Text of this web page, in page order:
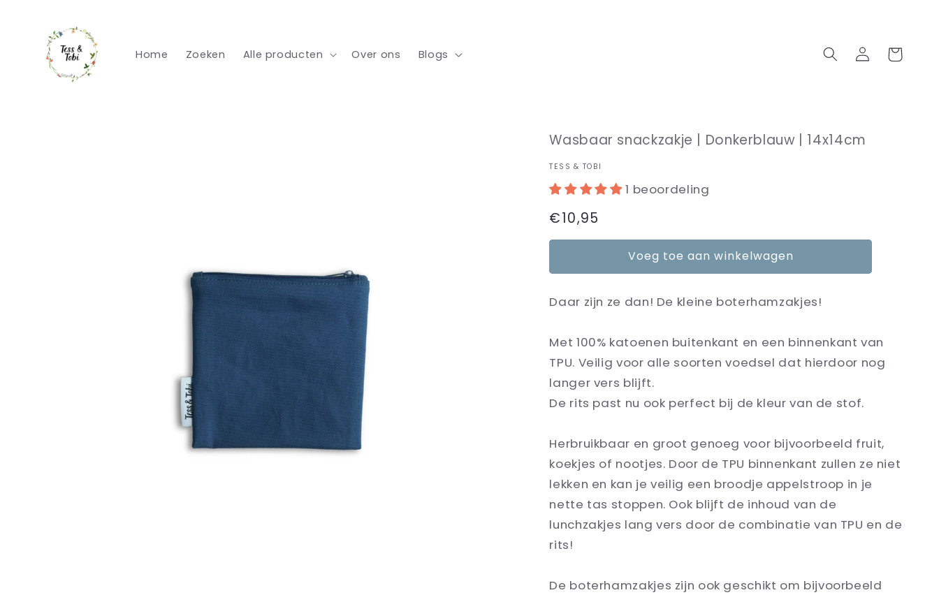
content
Home Zoeken Alle producten Over ons Blogs Inloggen
Winkelwagen
Wasbaar snackzakje | Donkerblauw | 14x14cm
TESS & TOBI
1 beoordeling
Normale
prijs
€10,95
Voeg toe aan winkelwagen
Daar zijn ze dan! De kleine boterhamzakjes!
Met 100% katoenen buitenkant en een binnenkant van
TPU. Veilig voor alle soorten voedsel dat hierdoor nog
langer vers blijft.
De rits past nu ook perfect bij de kleur van de stof.
Herbruikbaar en groot genoeg voor bijvoorbeeld fruit,
koekjes of nootjes. Door de TPU binnenkant zullen ze niet
lekken en kan je veilig een broodje appelstroop in je
nette tas stoppen. Ook blijft de inhoud van de
lunchzakjes lang vers door de combinatie van TPU en de
rits!
De boterhamzakjes zijn ook geschikt om bijvoorbeeld